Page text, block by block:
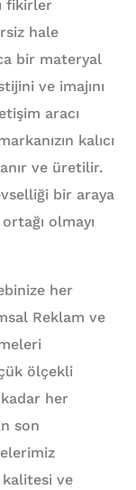
fikirler
hale
bir materyal
ve imajını
aracı
kalıcı
ve üretilir.
bir araya
olmayı
her
Reklam ve
ölçekli
her
son
kalitesi ve